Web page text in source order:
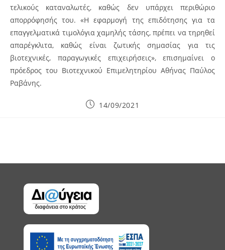
τελικούς καταναλωτές, καθώς δεν υπάρχει περιθώριο
απορρόφησής του. «Η εφαρμογή της επιδότησης για τα
επαγγελματικά τιμολόγια χαμηλής τάσης, πρέπει να τηρηθεί
απαρέγκλιτα, καθώς είναι ζωτικής σημασίας για τις
βιοτεχνικές, παραγωγικές επιχειρήσεις», επισημαίνει ο
πρόεδρος του Βιοτεχνικού Επιμελητηρίου Αθήνας Παύλος
Ραβάνης.
Post14/09/2021